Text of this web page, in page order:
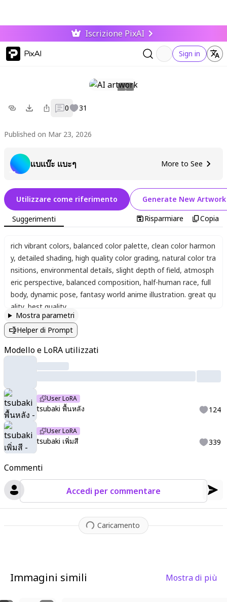
Iscrizione PixAI
PixAI Sign in
0 31
Published on Mar 23, 2026
เเบเเบ๊ะ เเบะๆ More to See
Commenti
Accedi per commentare
Caricamento
Utilizzare come riferimento Generate New Artwork
Suggerimenti Risparmiare Copia
rich vibrant colors, balanced color palette, clean color harmon
y, detailed shading, high quality color grading, natural color tra
nsitions, environmental details, slight depth of field, atmosph
eric perspective, balanced composition, half-human race, full
body, dynamic pose, fantasy world anime illustration. great qu
ality, best quality
Mostra parametri
Helper di Prompt
Modello e LoRA utilizzati
User LoRA
tsubaki พื้นหลัง 124
User LoRA
tsubaki เพิ่มสี 339
Immagini simili Mostra di più